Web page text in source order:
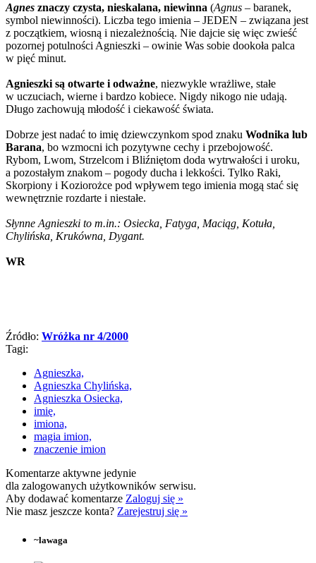
Agnes znaczy czysta, nieskalana, niewinna (Agnus – baranek,
symbol niewinności). Liczba tego imienia – JEDEN – związana jest
z początkiem, wiosną i niezależnością. Nie dajcie się więc zwieść
pozornej potulności Agnieszki – owinie Was sobie dookoła palca
w pięć minut.
Agnieszki są otwarte i odważne, niezwykle wrażliwe, stałe
w uczuciach, wierne i bardzo kobiece. Nigdy nikogo nie udają.
Długo zachowują młodość i ciekawość świata.
Dobrze jest nadać to imię dziewczynkom spod znaku Wodnika lub
Barana, bo wzmocni ich pozytywne cechy i przebojowość.
Rybom, Lwom, Strzelcom i Bliźniętom doda wytrwałości i uroku,
a pozostałym znakom – pogody ducha i lekkości. Tylko Raki,
Skorpiony i Koziorożce pod wpływem tego imienia mogą stać się
wewnętrznie rozdarte i niestałe.
Słynne Agnieszki to m.in.: Osiecka, Fatyga, Maciąg, Kotuła,
Chylińska, Krukówna, Dygant.
WR
Źródło: Wróżka nr 4/2000
Tagi:
Agnieszka,
Agnieszka Chylińska,
Agnieszka Osiecka,
imię,
imiona,
magia imion,
znaczenie imion
Komentarze aktywne jedynie
dla zalogowanych użytkowników serwisu.
Aby dodawać komentarze Zaloguj się »
Nie masz jeszcze konta? Zarejestruj się »
~lawaga